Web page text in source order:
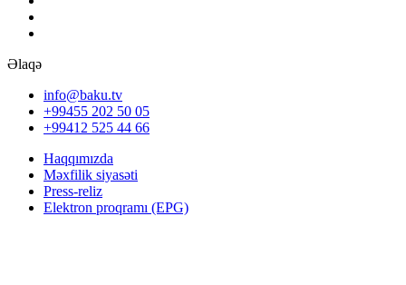
Əlaqə
info@baku.tv
+99455 202 50 05
+99412 525 44 66
Haqqımızda
Məxfilik siyasəti
Press-reliz
Elektron proqramı (EPG)